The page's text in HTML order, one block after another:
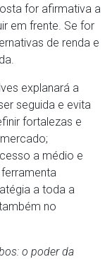
for afirmativa a
em frente. Se for
de renda e
explanará a
seguida e evita
fortalezas e
a médio e
a toda a
no
o poder da